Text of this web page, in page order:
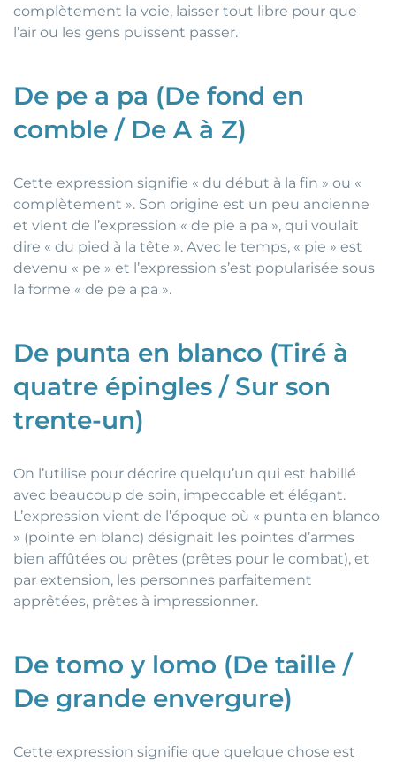
complètement la voie, laisser tout libre pour que
l’air ou les gens puissent passer.
De pe a pa (De fond en
comble / De A à Z)
Cette expression signifie « du début à la fin » ou «
complètement ». Son origine est un peu ancienne
et vient de l’expression « de pie a pa », qui voulait
dire « du pied à la tête ». Avec le temps, « pie » est
devenu « pe » et l’expression s’est popularisée sous
la forme « de pe a pa ».
De punta en blanco (Tiré à
quatre épingles / Sur son
trente-un)
On l’utilise pour décrire quelqu’un qui est habillé
avec beaucoup de soin, impeccable et élégant.
L’expression vient de l’époque où « punta en blanco
» (pointe en blanc) désignait les pointes d’armes
bien affûtées ou prêtes (prêtes pour le combat), et
par extension, les personnes parfaitement
apprêtées, prêtes à impressionner.
De tomo y lomo (De taille /
De grande envergure)
Cette expression signifie que quelque chose est